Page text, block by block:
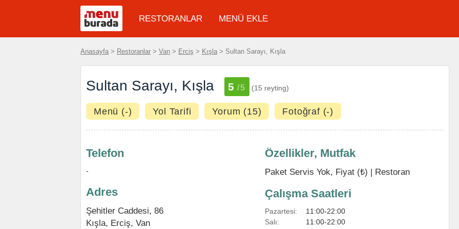
RESTORANLAR MENÜ EKLE
Anasayfa > Restoranlar > Van > Erciş > Kışla > Sultan Sarayı, Kışla
Sultan Sarayı, Kışla 5 /5 (15 reyting)
Menü (-) Yol Tarifi Yorum (15) Fotoğraf (-)
Telefon
-
Adres
Şehitler Caddesi, 86
Kışla, Erciş, Van
Özellikler, Mutfak
Paket Servis Yok, Fiyat (₺) | Restoran
Çalışma Saatleri
Pazartesi:
11:00-22:00
Salı:
11:00-22:00